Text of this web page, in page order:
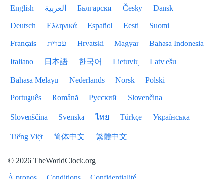
English العربية Български Česky Dansk
Deutsch Ελληνικά Español Eesti Suomi
Français עברית Hrvatski Magyar Bahasa Indonesia
Italiano 日本語 한국어 Lietuvių Latviešu
Bahasa Melayu Nederlands Norsk Polski
Português Română Русский Slovenčina
Slovenščina Svenska ไทย Türkçe Українська
Tiếng Việt 简体中文 繁體中文
© 2026 TheWorldClock.org
À propos
Conditions Confidentialité